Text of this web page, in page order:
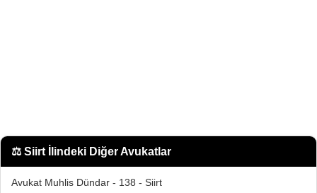
⚖️ Siirt İlindeki Diğer Avukatlar
Avukat Muhlis Dündar - 138 - Siirt